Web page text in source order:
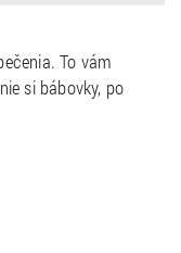
To vám
si bábovky, po